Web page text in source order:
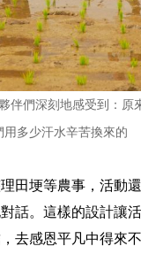
伴們深刻地感受到：原
用多少汗水辛苦換來的
田埂等農事，活動
話。這樣的設計讓
去感恩平凡中得來不